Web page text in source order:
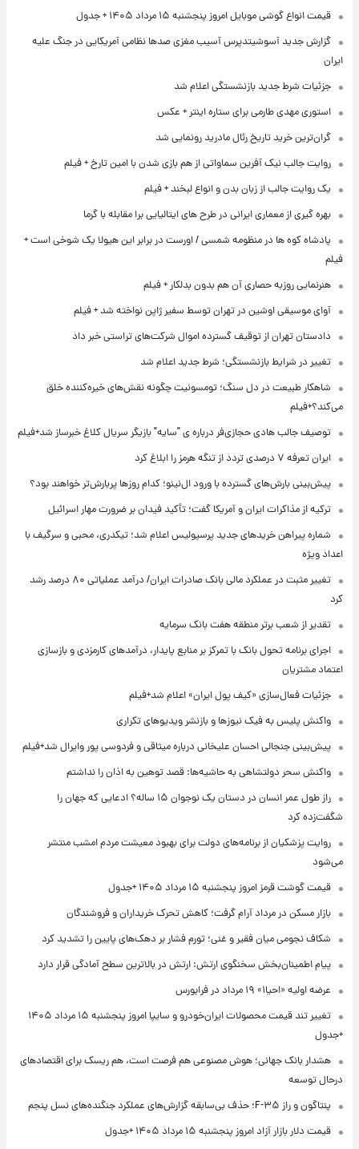
قیمت انواع گوشی موبایل امروز پنجشنبه ۱۵ مرداد ۱۴۰۵ + جدول
گزارش جدید آسوشیتدپرس آسیب مغزی صدها نظامی آمریکایی در جنگ علیه
ایران
جزئیات شرط جدید بازنشستگی اعلام شد
استوری مهدی طارمی برای ستاره اینتر + عکس
گران‌ترین خرید تاریخ رئال مادرید رونمایی شد
روایت جالب نیک آفرین سماواتی از هم بازی شدن با امین تارخ + فیلم
یک روایت جالب از زبان بدن و انواع لبخند + فیلم
بهره گیری از معماری ایرانی در طرح های ایتالیایی برا مقابله با گرما
پادشاه کوه ها در منظومه شمسی / اورست در برابر این هیولا یک شوخی است +
فیلم
هنرنمایی روزبه حصاری آن هم بدون بدلکار + فیلم
آوای موسیقی اوشین در تهران توسط سفیر ژاپن نواخته شد + فیلم
دادستان تهران از توقیف گسترده اموال شرکت‌های تراستی خبر داد
تغییر در شرایط بازنشستگی؛ شرط جدید اعلام شد
شاهکار طبیعت در دل سنگ؛ تومسونیت چگونه نقش‌های خیره‌کننده خلق
می‌کند؟+فیلم
توصیف جالب هادی حجازی‌فر درباره ی "سایه" بازیگر سریال کلاغ خبرساز شد+فیلم
ایران تعرفه ۷ درصدی تردد از تنگه هرمز را ابلاغ کرد
پیش‌بینی بارش‌های گسترده با ورود ال‌نینو؛ کدام روزها پربارش‌تر خواهند بود؟
ترکیه از مذاکرات ایران و آمریکا گفت؛ تأکید فیدان بر ضرورت مهار اسرائیل
شماره پیراهن خریدهای جدید پرسپولیس اعلام شد؛ تیکدری، محبی و سرگیف با
اعداد ویژه
تغییر مثبت در عملکرد مالی بانک صادرات ایران/ درآمد عملیاتی ۸۰ درصد رشد
کرد
تقدیر از شعب برتر منطقه هفت بانک سرمایه
اجرای برنامه تحول بانک با تمرکز بر منابع پایدار، درآمدهای کارمزدی و بازسازی
اعتماد مشتریان
جزئیات فعال‌سازی «کیف پول ایران» اعلام شد+فیلم
واکنش پلیس به فیک نیوزها و بازنشر ویدیوهای تکراری
پیش‌بینی جنجالی احسان علیخانی درباره میثاقی و فردوسی پور وایرال شد+فیلم
واکنش سحر دولتشاهی به حاشیه‌ها: قصد توهین به اذان را نداشتم
راز طول عمر انسان در دستان یک نوجوان ۱۵ ساله؟ ادعایی که جهان را
شگفت‌زده کرد
روایت پزشکیان از برنامه‌های دولت برای بهبود معیشت مردم امشب منتشر
می‌شود
قیمت گوشت قرمز امروز پنجشنبه ۱۵ مرداد ۱۴۰۵ +جدول
بازار مسکن در مرداد آرام گرفت؛ کاهش تحرک خریداران و فروشندگان
شکاف نجومی میان فقیر و غنی؛ تورم فشار بر دهک‌های پایین را تشدید کرد
پیام اطمینان‌بخش سخنگوی ارتش: ارتش در بالاترین سطح آمادگی قرار دارد
عرضه اولیه «احیا۱» ۱۹ مرداد در فرابورس
تغییر تند قیمت محصولات ایران‌خودرو و سایپا امروز پنجشنبه ۱۵ مرداد ۱۴۰۵
+جدول
هشدار بانک جهانی؛ هوش مصنوعی هم فرصت است، هم ریسک برای اقتصادهای
درحال توسعه
پنتاگون و راز F-۳۵؛ حذف بی‌سابقه گزارش‌های عملکرد جنگنده‌های نسل پنجم
قیمت دلار بازار آزاد امروز پنجشنبه ۱۵ مرداد ۱۴۰۵ +جدول